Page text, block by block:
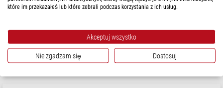
Motic
Mikroskop odwrócony AE2000 MET, trino, 50x-500x, LM,
$ 9.400,00
gotowe do wysyłki w1-2 tygodni
które im przekazałeś lub które zebrali podczas korzystania z ich usług.
Akceptuj wszystko
Nie zgadzam się Dostosuj